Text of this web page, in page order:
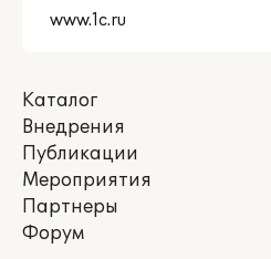
Каталог
Внедрения
Публикации
Мероприятия
Партнеры
Форум